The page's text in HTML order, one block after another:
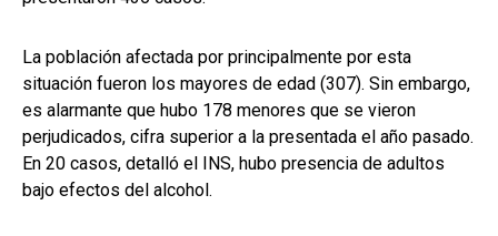
La población afectada por principalmente por esta
situación fueron los mayores de edad (307). Sin embargo,
es alarmante que hubo 178 menores que se vieron
perjudicados, cifra superior a la presentada el año pasado.
En 20 casos, detalló el INS, hubo presencia de adultos
bajo efectos del alcohol.